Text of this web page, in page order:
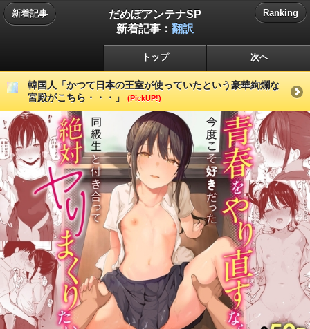
新着記事
だめぽアンテナSP
新着記事： 翻訳
Ranking
トップ 次へ
韓国人「かつて日本の王室が使っていたという豪華絢爛な
宮殿がこちら・・・」
(PickUP!)